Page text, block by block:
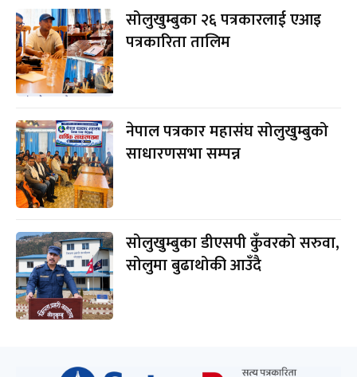
सोलुखुम्बुका २६ पत्रकारलाई एआइ
पत्रकारिता तालिम
नेपाल पत्रकार महासंघ सोलुखुम्बुको
साधारणसभा सम्पन्न
सोलुखुम्बुका डीएसपी कुँवरको सरुवा,
सोलुमा बुढाथोकी आउँदै